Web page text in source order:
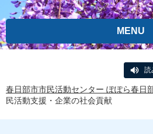
MENU
読
春日部市市民活動センター ぽぽら春日
民活動支援・企業の社会貢献